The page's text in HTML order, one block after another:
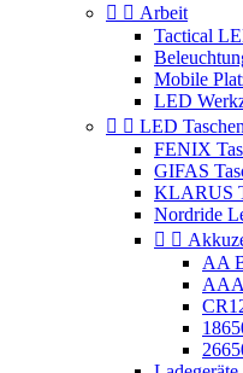
  Arbeit
Tactical
Mobile
LED
  LED
FENIX
GIFAS
KLARUS
Nordride
 
AA